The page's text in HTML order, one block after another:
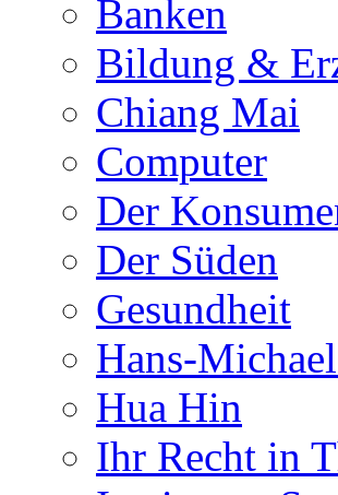
Banken
Bildung &
Chiang Mai
Computer
Der
Der Süden
Gesundheit
Hans-
Hua Hin
Ihr Recht in